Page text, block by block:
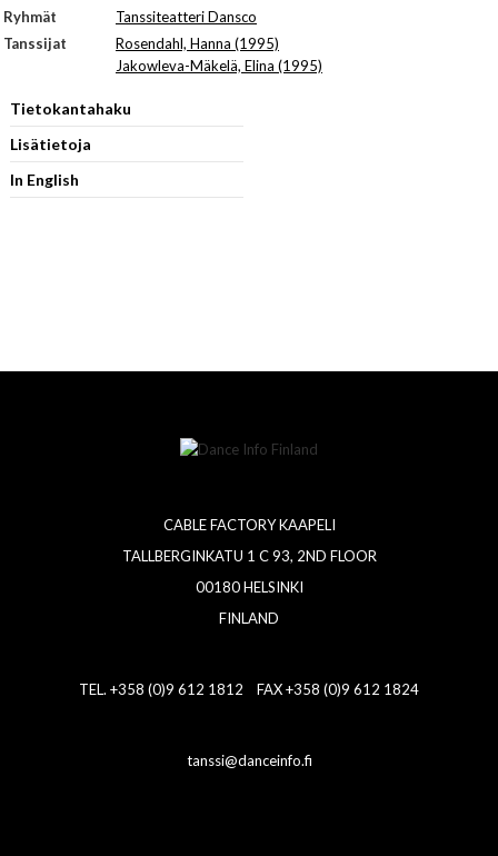
Ryhmät
Tanssiteatteri Dansco
Tanssijat
Rosendahl, Hanna (1995)
Jakowleva-Mäkelä, Elina (1995)
Tietokantahaku
Lisätietoja
In English
CABLE FACTORY KAAPELI
TALLBERGINKATU 1 C 93, 2ND FLOOR
00180 HELSINKI
FINLAND
TEL. +358 (0)9 612 1812 FAX +358 (0)9 612 1824
tanssi@danceinfo.fi